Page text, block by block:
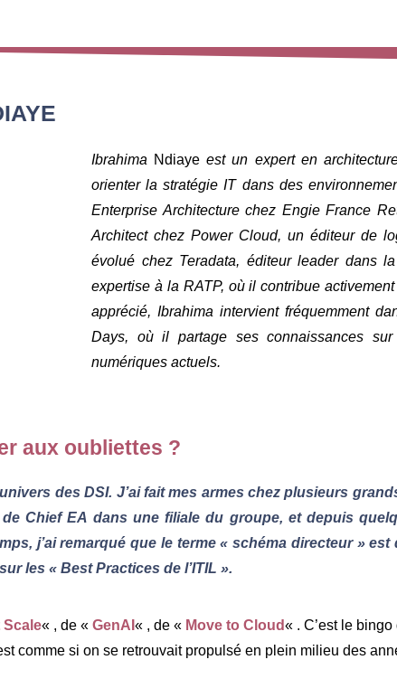
Ibrahima Ndiaye est un expert en
orienter la stratégie IT dans des
Enterprise Architecture chez Engie France
Architect chez Power Cloud, un éditeur de
évolué chez Teradata, éditeur leader dans
expertise à la RATP, où il contribue
apprécié, Ibrahima intervient fréquemment
Days, où il partage ses connaissances
numériques actuels.
aux oubliettes ?
des DSI. J’ai fait mes armes chez plusieurs
Chief EA dans une filiale du groupe, et depuis
j’ai remarqué que le terme « schéma directeur »
les « Best Practices de l’ITIL ».
Scale« , de « GenAI « , de « Move to Cloud« . C’est le
comme si on se retrouvait propulsé en plein milieu des